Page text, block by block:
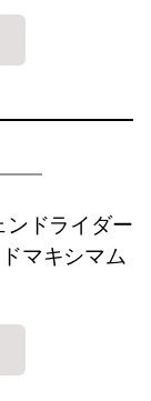
ンドライダー
マキシマム